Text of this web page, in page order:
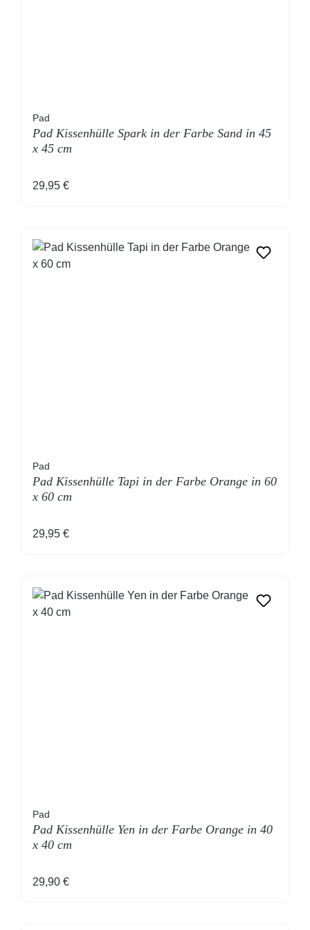
Pad
Pad Kissenhülle Spark in der Farbe Sand in 45
x 45 cm
Regulärer Preis:
29,95 €
Pad
Pad Kissenhülle Tapi in der Farbe Orange in 60
x 60 cm
Regulärer Preis:
29,95 €
Pad
Pad Kissenhülle Yen in der Farbe Orange in 40
x 40 cm
Regulärer Preis:
29,90 €